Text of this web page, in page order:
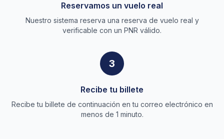
Reservamos un vuelo real
Nuestro sistema reserva una reserva de vuelo real y
verificable con un PNR válido.
3
Recibe tu billete
Recibe tu billete de continuación en tu correo electrónico en
menos de 1 minuto.